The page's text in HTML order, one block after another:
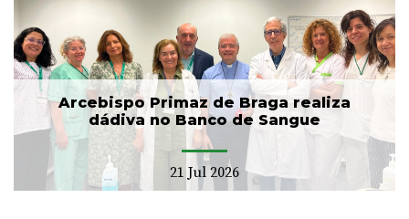
Arcebispo Primaz de Braga realiza
dádiva no Banco de Sangue
21 Jul 2026